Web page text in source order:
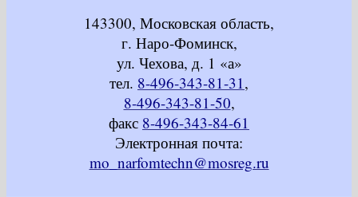
143300, Московская область,
г. Наро-Фоминск,
ул. Чехова, д. 1 «а»
тел. 8-496-343-81-31,
8-496-343-81-50,
факс 8-496-343-84-61
Электронная почта:
mo_narfomtechn@mosreg.ru